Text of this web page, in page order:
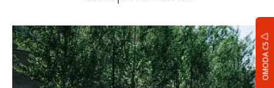
OMODA C5